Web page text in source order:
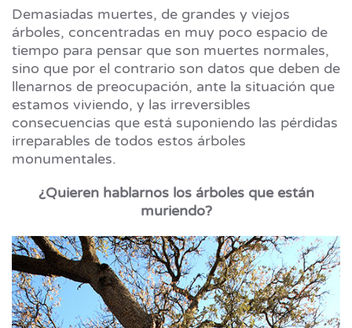
Demasiadas muertes, de grandes y viejos
árboles, concentradas en muy poco espacio de
tiempo para pensar que son muertes normales,
sino que por el contrario son datos que deben de
llenarnos de preocupación, ante la situación que
estamos viviendo, y las irreversibles
consecuencias que está suponiendo las pérdidas
irreparables de todos estos árboles
monumentales.
¿Quieren hablarnos los árboles que están
muriendo?